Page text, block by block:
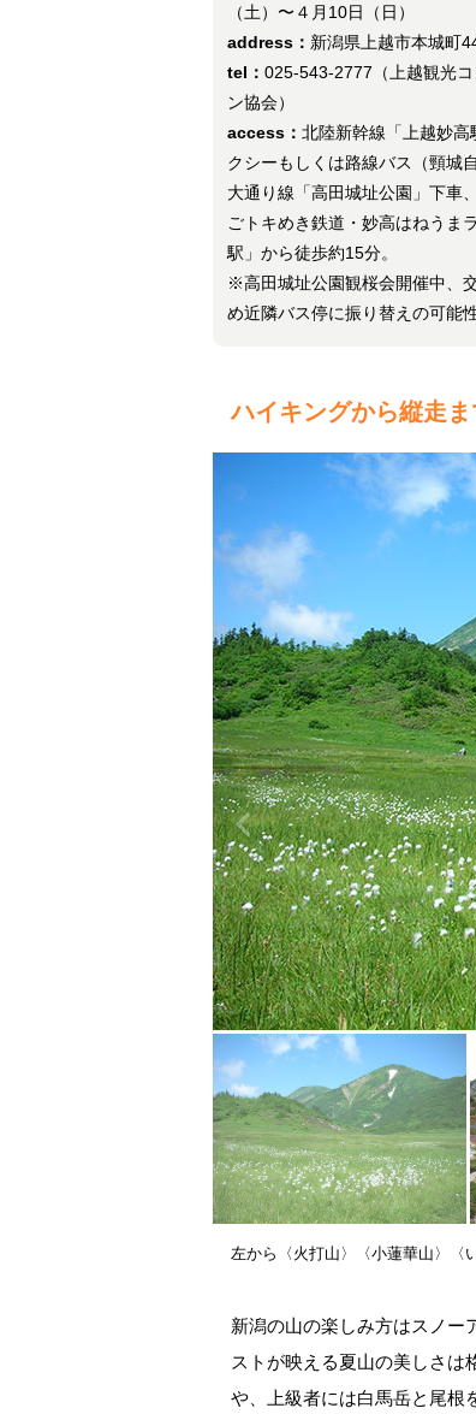
（土）〜４月10日（日）
address： 新潟県上越市本城町
tel： 025-543-2777（上越観光コ
ン協会）
access： 北陸新幹線「上越妙高
クシーもしくは路線バス（頸城
大通り線「高田城址公園」下車
ごトキめき鉄道・妙高はねうま
駅」から徒歩約15分。
※高田城址公園観桜会開催中、
め近隣バス停に振り替えの可能
ハイキングから縦走
左から〈火打山〉〈小蓮華山〉〈
新潟の山の楽しみ方はスノー
ストが映える夏山の美しさは
や、上級者には白馬岳と尾根